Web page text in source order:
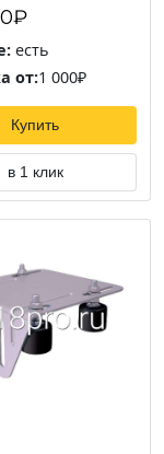
есть
от:1 000₽
Купить
в 1 клик